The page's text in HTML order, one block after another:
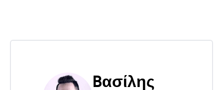
Bασίλης